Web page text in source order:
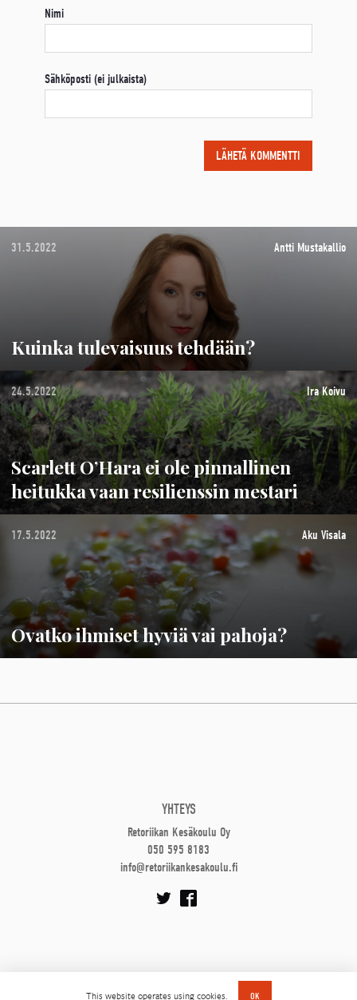
This website operates using cookies. OK
Nimi
Sähköposti (ei julkaista)
31.5.2022 Antti Mustakallio
Kuinka tulevaisuus tehdään?
24.5.2022 Ira Koivu
Scarlett O’Hara ei ole pinnallinen
heitukka vaan resilienssin mestari
17.5.2022 Aku Visala
Ovatko ihmiset hyviä vai pahoja?
YHTEYS
Retoriikan Kesäkoulu Oy
050 595 8183
info@retoriikankesakoulu.fi